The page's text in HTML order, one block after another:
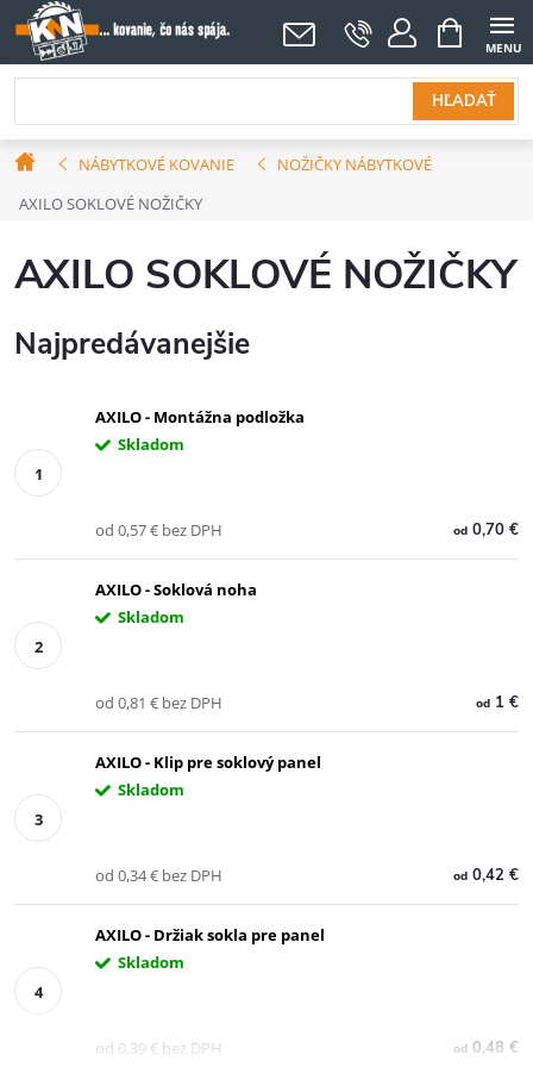
Prejsť
na
obsah
HĽADAŤ
NÁKUPNÝ
KOŠÍK
DomovNÁBYTKOVÉ KOVANIE
NOŽIČKY NÁBYTKOVÉ
AXILO SOKLOVÉ NOŽIČKY
AXILO SOKLOVÉ NOŽIČKY
Najpredávanejšie
AXILO - Montážna podložka
Skladom
od0,70 €
od 0,57 € bez DPH
AXILO - Soklová noha
Skladom
od1 €
od 0,81 € bez DPH
AXILO - Klip pre soklový panel
Skladom
od0,42 €
od 0,34 € bez DPH
AXILO - Držiak sokla pre panel
Skladom
od0,48 €
od 0,39 € bez DPH